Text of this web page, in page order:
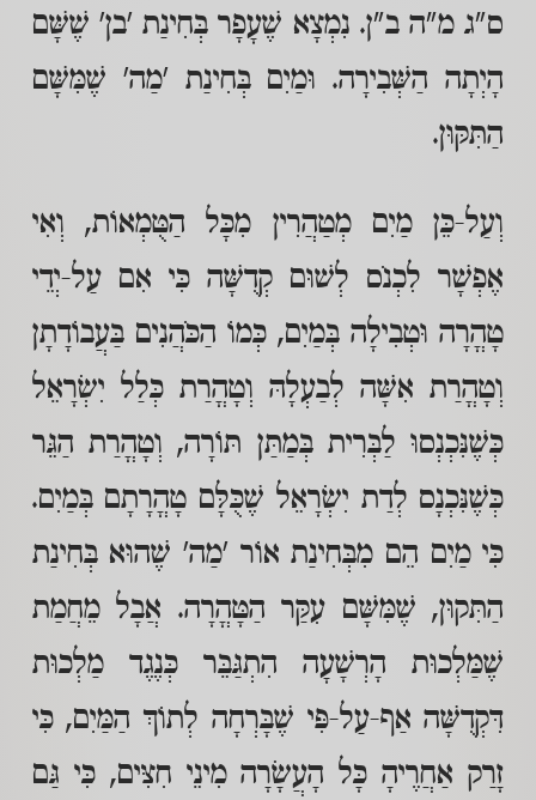
ס"ג מ"ה ב"ן. נִמְצָא שֶׁעָפָר בְּחִינַת 'בן' שֶׁשָּׁם
הָיְתָה הַשְּׁבִירָה. וּמַיִם בְּחִינַת 'מַה' שֶׁמִּשָּׁם
הַתִּקּוּן.
וְעַל-כֵּן מַיִם מְטַהֲרִין מִכָּל הַטֻּמְאוֹת, וְאִי
אֶפְשָׁר לִכְנֹס לְשׁוּם קְדֻשָּׁה כִּי אִם עַל-יְדֵי
טָהֳרָה וּטְבִילָה בְּמַיִם, כְּמוֹ הַכֹּהֲנִים בַּעֲבוֹדָתָן
וְטָהֳרַת אִשָּׁה לְבַעְלָהּ וְטָהֳרַת כְּלַל יִשְׂרָאֵל
כְּשֶׁנִּכְנְסוּ לַבְּרִית בְּמַתַּן תּוֹרָה, וְטָהֳרַת הַגֵּר
כְּשֶׁנִּכְנָס לְדַת יִשְׂרָאֵל שֶׁכֻּלָּם טָהֳרָתָם בְּמַיִם.
כִּי מַיִם הֵם מִבְּחִינַת אוֹר 'מַה' שֶׁהוּא בְּחִינַת
הַתִּקוּן, שֶׁמִּשָּׁם עִקַּר הַטָּהֳרָה. אֲבָל מֵחֲמַת
שֶׁמַּלְכוּת הָרְשָׁעָה הִתְגַּבֵּר כְּנֶגֶד מַלְכוּת
דִּקְדֻשָּׁה אַף-עַל-פִּי שֶׁבָּרְחָה לְתוֹךְ הַמַּיִם, כִּי
זָרַק אַחֲרֶיהָ כָּל הָעֲשָׂרָה מִינֵי חִצִּים, כִּי גַּם